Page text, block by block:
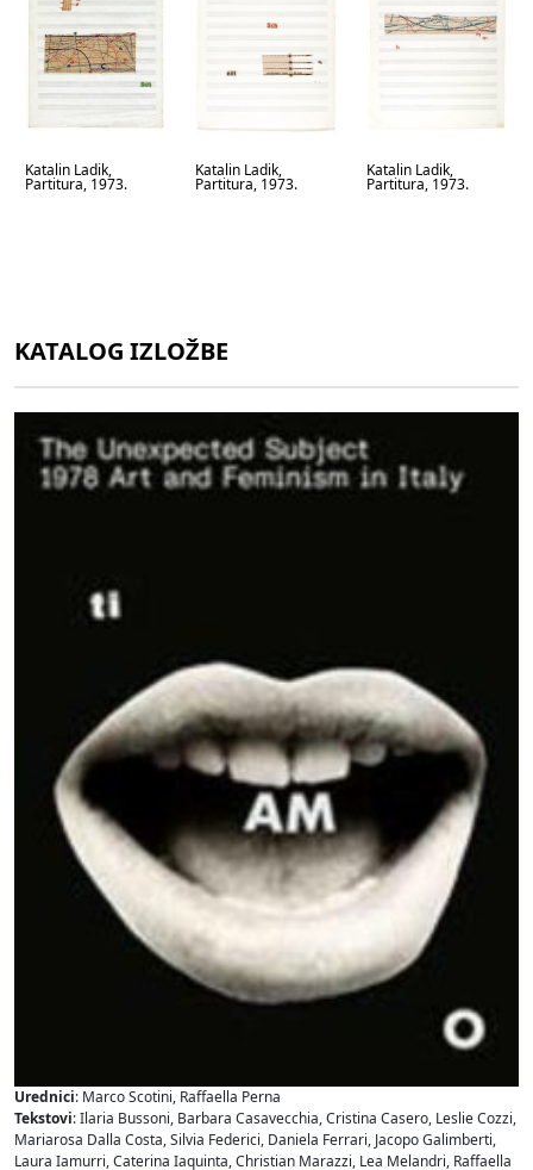
Katalin Ladik,
Partitura, 1973.
Katalin Ladik,
Partitura, 1973.
Katalin Ladik,
Partitura, 1973.
KATALOG IZLOŽBE
Urednici: Marco Scotini, Raffaella Perna
Tekstovi: Ilaria Bussoni, Barbara Casavecchia, Cristina Casero, Leslie Cozzi,
Mariarosa Dalla Costa, Silvia Federici, Daniela Ferrari, Jacopo Galimberti,
Laura Iamurri, Caterina Iaquinta, Christian Marazzi, Lea Melandri, Raffaella